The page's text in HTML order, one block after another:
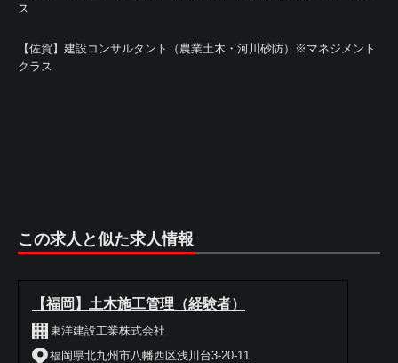
ス
【佐賀】建設コンサルタント（農業土木・河川砂防）※マネジメント
クラス
この求人と似た求人情報
【福岡】土木施工管理（経験者）
東洋建設工業株式会社
福岡県北九州市八幡西区浅川台3-20-11